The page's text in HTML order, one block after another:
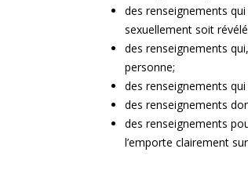
des renseignements
sexuellement soit
des renseignements
personne;
des renseignements
des renseignements
des renseignements
l’emporte clairement